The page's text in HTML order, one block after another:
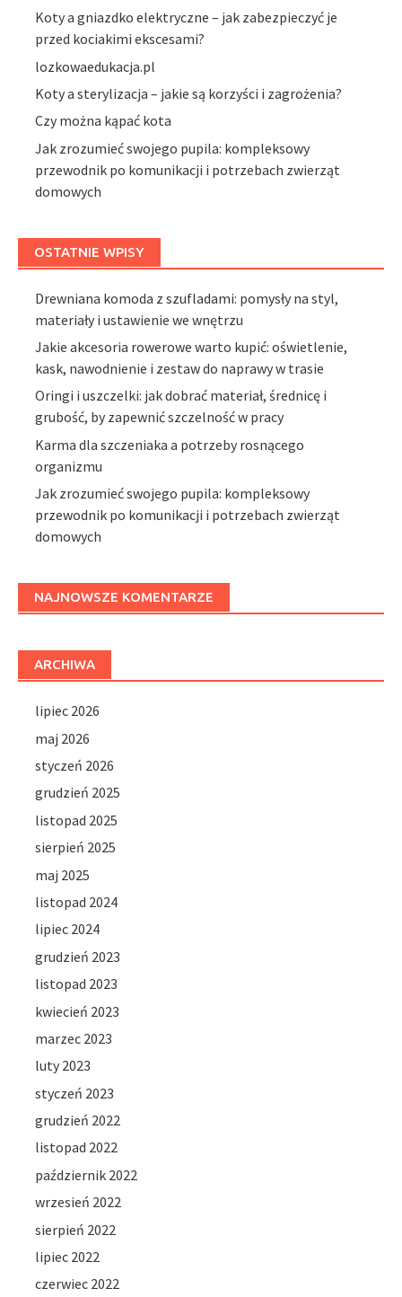
Koty a gniazdko elektryczne – jak zabezpieczyć je
przed kociakimi ekscesami?
lozkowaedukacja.pl
Koty a sterylizacja – jakie są korzyści i zagrożenia?
Czy można kąpać kota
Jak zrozumieć swojego pupila: kompleksowy
przewodnik po komunikacji i potrzebach zwierząt
domowych
OSTATNIE WPISY
Drewniana komoda z szufladami: pomysły na styl,
materiały i ustawienie we wnętrzu
Jakie akcesoria rowerowe warto kupić: oświetlenie,
kask, nawodnienie i zestaw do naprawy w trasie
Oringi i uszczelki: jak dobrać materiał, średnicę i
grubość, by zapewnić szczelność w pracy
Karma dla szczeniaka a potrzeby rosnącego
organizmu
Jak zrozumieć swojego pupila: kompleksowy
przewodnik po komunikacji i potrzebach zwierząt
domowych
NAJNOWSZE KOMENTARZE
ARCHIWA
lipiec 2026
maj 2026
styczeń 2026
grudzień 2025
listopad 2025
sierpień 2025
maj 2025
listopad 2024
lipiec 2024
grudzień 2023
listopad 2023
kwiecień 2023
marzec 2023
luty 2023
styczeń 2023
grudzień 2022
listopad 2022
październik 2022
wrzesień 2022
sierpień 2022
lipiec 2022
czerwiec 2022